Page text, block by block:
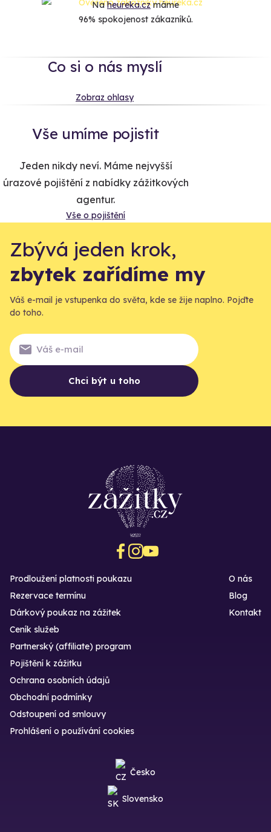
Naheureka.czmáme
96% spokojenost zákazníků.
Co si o nás myslí
Zobraz ohlasy
Vše umíme pojistit
Jeden nikdy neví. Máme nejvyšší
úrazové pojištění z nabídky zážitkových
agentur.
Vše o pojištění
Zbývá jeden krok,
zbytek zařídíme my
Váš e-mail je vstupenka do světa, kde se žije naplno. Pojďte
do toho.
Chci být u toho
Prodloužení platnosti poukazu
Rezervace termínu
Dárkový poukaz na zážitek
O nás
Blog
Kontakt
Ceník služeb
Partnerský (affiliate) program
Pojištění k zážitku
Ochrana osobních údajů
Obchodní podmínky
Odstoupení od smlouvy
Prohlášení o používání cookies
Česko
Slovensko